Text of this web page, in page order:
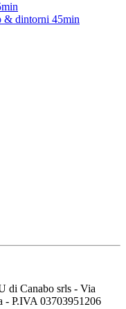
& dintorni 45min
di Canabo srls - Via
P.IVA 03703951206